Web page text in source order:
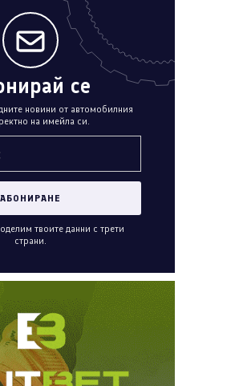
се
новини от автомобилния
на имейла си.
твоите данни с трети
страни.